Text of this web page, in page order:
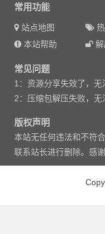
常用功能
站点地图 热
本站帮助
解
常见问题
1：资源分享失效了，无
2：压缩包解压失败，无
版权声明
本站无任何违法和不符
联系站长进行删除。感